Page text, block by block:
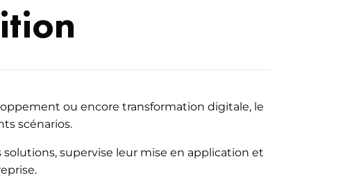
ou encore transformation digitale, le
scénarios.
supervise leur mise en application et
MANAGEMENT DES
LUXE